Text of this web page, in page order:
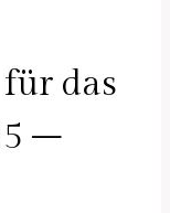
das
–